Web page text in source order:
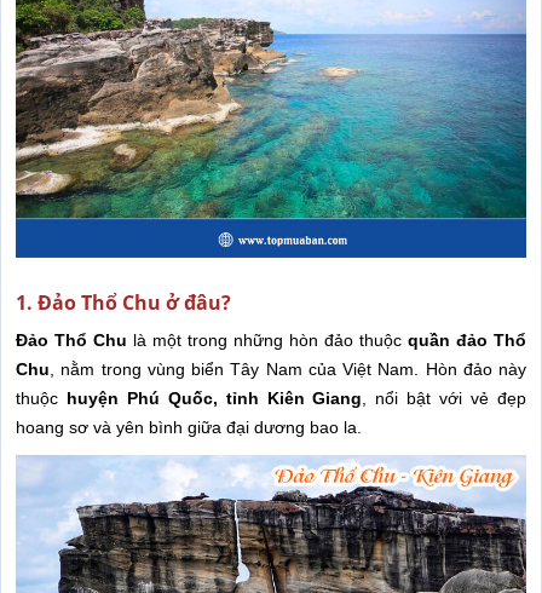
1. Đảo Thổ Chu ở đâu?
Đảo Thổ Chu là một trong những hòn đảo thuộc quần đảo Thổ
Chu , nằm trong vùng biển Tây Nam của Việt Nam. Hòn đảo này
thuộc huyện Phú Quốc, tỉnh Kiên Giang , nổi bật với vẻ đẹp
hoang sơ và yên bình giữa đại dương bao la.